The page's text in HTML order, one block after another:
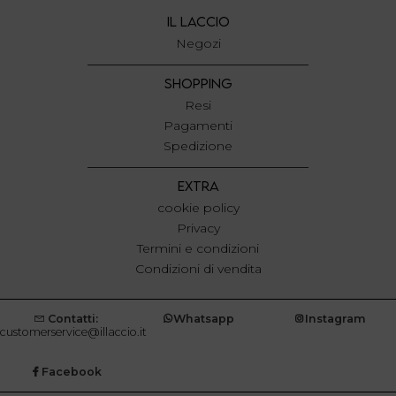
IL LACCIO
Negozi
SHOPPING
Resi
Pagamenti
Spedizione
EXTRA
cookie policy
Privacy
Termini e condizioni
Condizioni di vendita
Contatti:
customerservice@illaccio.it
Whatsapp Instagram
Facebook